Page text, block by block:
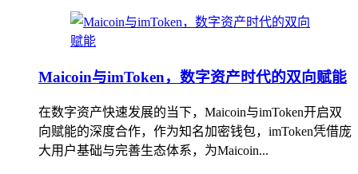
Maicoin与imToken，数字资产时代的双向赋能
在数字资产快速发展的当下，Maicoin与imToken开启双
向赋能的深度合作，作为知名加密钱包，imToken凭借庞
大用户基础与完善生态体系，为Maicoin...